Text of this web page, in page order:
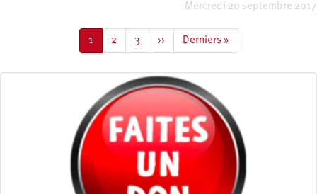
Mercredi 20 septembre 2017
Page
courante
1 Page
2 Page
3
Page
suivante
››
Dernière
page
Derniers »